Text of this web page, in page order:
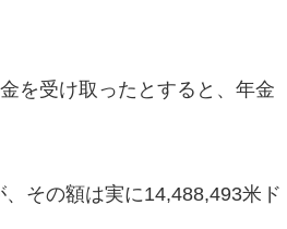
を受け取ったとすると、年金
その額は実に14,488,493米ド